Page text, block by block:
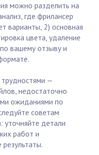
можно разделить на
где фрилансер
варианты, 2) основная
цвета, удаление
вашему отзыву и
трудностями —
недостаточно
ожиданиями по
советам
уточняйте детали
работ и